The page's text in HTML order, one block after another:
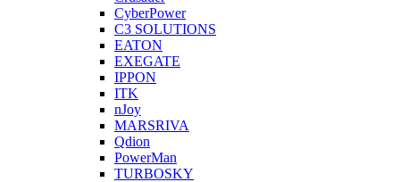
CyberPower
C3 SOLUTIONS
EATON
EXEGATE
IPPON
ITK
nJoy
MARSRIVA
Qdion
PowerMan
TURBOSKY